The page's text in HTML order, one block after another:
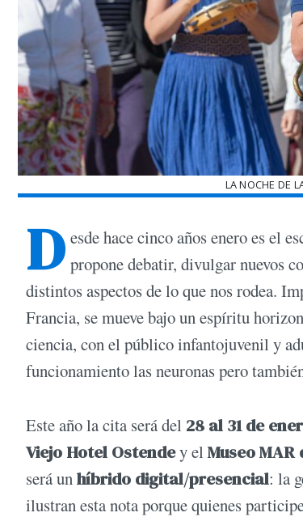
LA NOCHE DE
D esde hace cinco años enero es el
propone debatir, divulgar nuevos
distintos aspectos de lo que nos rodea.
Francia, se mueve bajo un espíritu
ciencia, con el público infantojuvenil y
funcionamiento las neuronas pero
Este año la cita será del 28 al 31 de
Viejo Hotel Ostendey el Museo
será unhíbrido digital/presencial: la
ilustran esta nota porque quienes